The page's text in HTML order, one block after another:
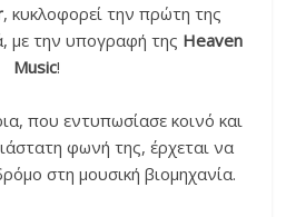
, κυκλοφορεί την πρώτη της
με την υπογραφή της Heaven
Music!
που εντυπωσίασε κοινό και
φωνή της, έρχεται να
στη μουσική βιομηχανία.